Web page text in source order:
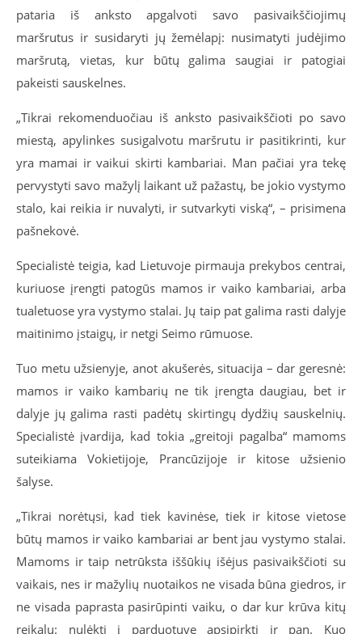
pataria iš anksto apgalvoti savo pasivaikščiojimų
maršrutus ir susidaryti jų žemėlapį: nusimatyti judėjimo
maršrutą, vietas, kur būtų galima saugiai ir patogiai
pakeisti sauskelnes.
„Tikrai rekomenduočiau iš anksto pasivaikščioti po savo
miestą, apylinkes susigalvotu maršrutu ir pasitikrinti, kur
yra mamai ir vaikui skirti kambariai. Man pačiai yra tekę
pervystyti savo mažylį laikant už pažastų, be jokio vystymo
stalo, kai reikia ir nuvalyti, ir sutvarkyti viską“, – prisimena
pašnekovė.
Specialistė teigia, kad Lietuvoje pirmauja prekybos centrai,
kuriuose įrengti patogūs mamos ir vaiko kambariai, arba
tualetuose yra vystymo stalai. Jų taip pat galima rasti dalyje
maitinimo įstaigų, ir netgi Seimo rūmuose.
Tuo metu užsienyje, anot akušerės, situacija – dar geresnė:
mamos ir vaiko kambarių ne tik įrengta daugiau, bet ir
dalyje jų galima rasti padėtų skirtingų dydžių sauskelnių.
Specialistė įvardija, kad tokia „greitoji pagalba“ mamoms
suteikiama Vokietijoje, Prancūzijoje ir kitose užsienio
šalyse.
„Tikrai norėtųsi, kad tiek kavinėse, tiek ir kitose vietose
būtų mamos ir vaiko kambariai ar bent jau vystymo stalai.
Mamoms ir taip netrūksta iššūkių išėjus pasivaikščioti su
vaikais, nes ir mažylių nuotaikos ne visada būna giedros, ir
ne visada paprasta pasirūpinti vaiku, o dar kur krūva kitų
reikalų: nulėkti į parduotuvę apsipirkti ir pan. Kuo